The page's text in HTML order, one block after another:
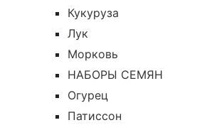
Кукуруза
Лук
Морковь
НАБОРЫ СЕМЯН
Огурец
Патиссон